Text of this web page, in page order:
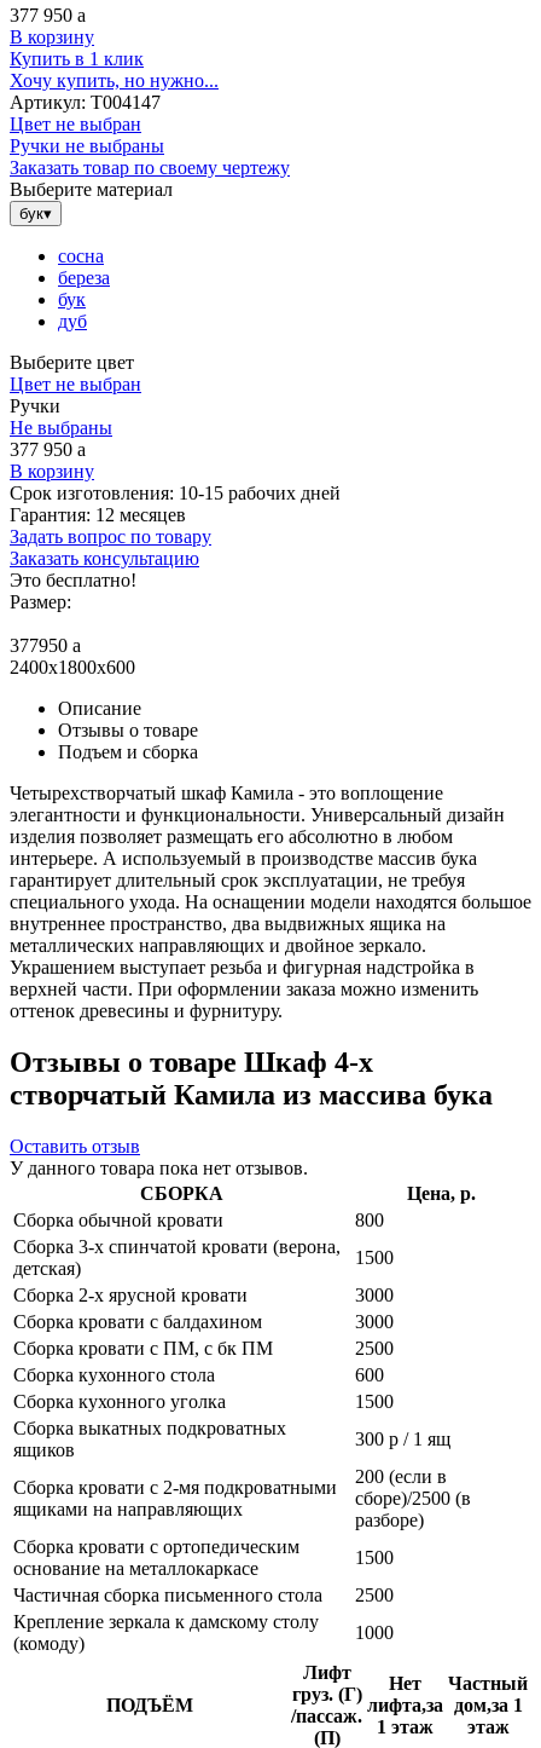
377 950 a
В корзину
Купить в 1 клик
Хочу купить, но нужно...
Артикул: Т004147
Цвет не выбран
Ручки не выбраны
Заказать товар по своему чертежу
Выберите материал
бук▾
сосна
береза
бук
дуб
Выберите цвет
Цвет не выбран
Ручки
Не выбраны
377 950 a
В корзину
Срок изготовления: 10-15 рабочих дней
Гарантия: 12 месяцев
Задать вопрос по товару
Заказать консультацию
Это бесплатно!
Размер:
377950 a
2400x1800x600
Описание
Отзывы о товаре
Подъем и сборка
Четырехстворчатый шкаф Камила - это воплощение
элегантности и функциональности. Универсальный дизайн
изделия позволяет размещать его абсолютно в любом
интерьере. А используемый в производстве массив бука
гарантирует длительный срок эксплуатации, не требуя
специального ухода. На оснащении модели находятся большое
внутреннее пространство, два выдвижных ящика на
металлических направляющих и двойное зеркало.
Украшением выступает резьба и фигурная надстройка в
верхней части. При оформлении заказа можно изменить
оттенок древесины и фурнитуру.
Отзывы о товаре Шкаф 4-х
створчатый Камила из массива бука
Оставить отзыв
У данного товара пока нет отзывов.
СБОРКА
Цена, р.
Сборка обычной кровати
800
Сборка 3-х спинчатой кровати (верона,
детская)
1500
Сборка 2-х ярусной кровати
3000
Сборка кровати с балдахином
3000
Сборка кровати с ПМ, с бк ПМ
2500
Сборка кухонного стола
600
Сборка кухонного уголка
1500
Сборка выкатных подкроватных
ящиков
300 р / 1 ящ
Сборка кровати с 2-мя подкроватными
ящиками на направляющих
200 (если в
сборе)/2500 (в
разборе)
Сборка кровати с ортопедическим
основание на металлокаркасе
1500
Частичная сборка письменного стола
2500
Крепление зеркала к дамскому столу
(комоду)
1000
ПОДЪЁМ
Лифт
груз. (Г)
/пассаж.
(П)
Нет
лифта,за
1 этаж
Частный
дом,за 1
этаж